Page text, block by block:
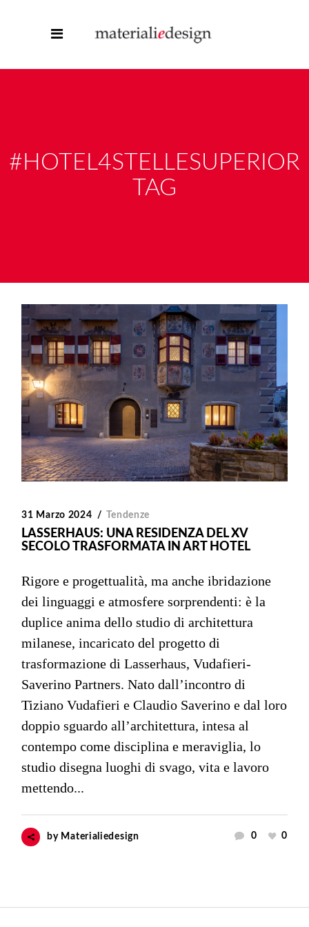
#HOTEL4STELLESUPERIOR
TAG
31 Marzo 2024 Tendenze
LASSERHAUS: UNA RESIDENZA DEL XV
SECOLO TRASFORMATA IN ART HOTEL
Rigore e progettualità, ma anche ibridazione
dei linguaggi e atmosfere sorprendenti: è la
duplice anima dello studio di architettura
milanese, incaricato del progetto di
trasformazione di Lasserhaus, Vudafieri-
Saverino Partners. Nato dall’incontro di
Tiziano Vudafieri e Claudio Saverino e dal loro
doppio sguardo all’architettura, intesa al
contempo come disciplina e meraviglia, lo
studio disegna luoghi di svago, vita e lavoro
mettendo...
by Materialiedesign 0 0